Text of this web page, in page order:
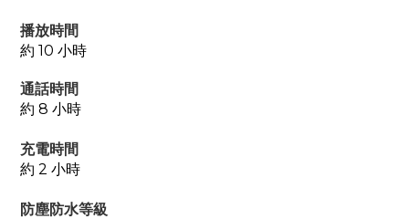
播放時間
約 10 小時
通話時間
約 8 小時
充電時間
約 2 小時
防塵防水等級